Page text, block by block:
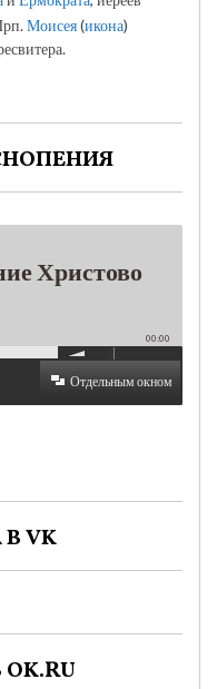
Моисея(икона)
Христово
00:00
Отдельным окном
VK